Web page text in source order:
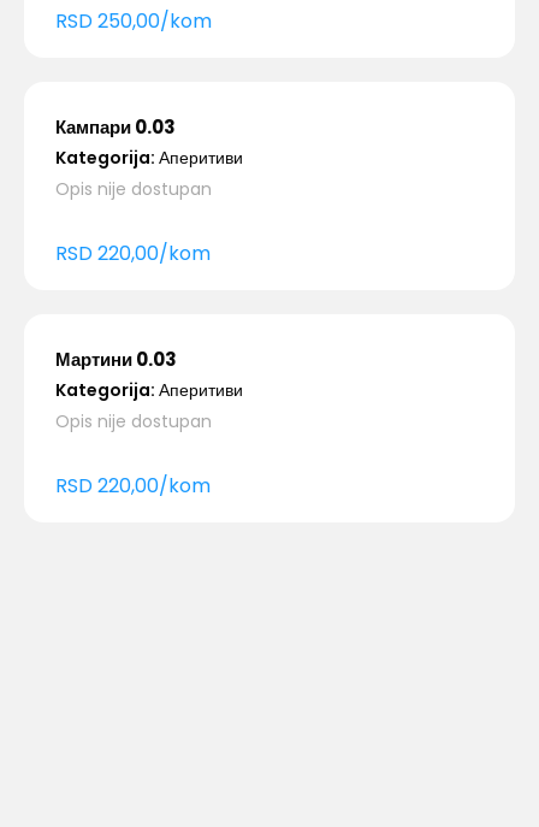
RSD250,00/kom
Кампари 0.03
Kategorija: Аперитиви
Opis nije dostupan
RSD220,00/kom
Мартини 0.03
Kategorija: Аперитиви
Opis nije dostupan
RSD220,00/kom